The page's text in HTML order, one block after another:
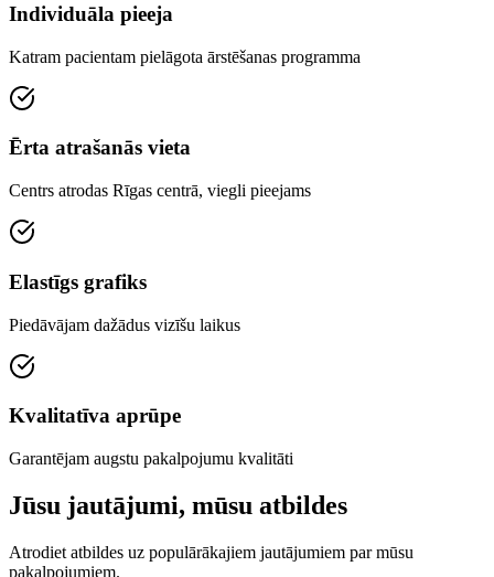
Individuāla pieeja
Katram pacientam pielāgota ārstēšanas programma
Ērta atrašanās vieta
Centrs atrodas Rīgas centrā, viegli pieejams
Elastīgs grafiks
Piedāvājam dažādus vizīšu laikus
Kvalitatīva aprūpe
Garantējam augstu pakalpojumu kvalitāti
Jūsu jautājumi, mūsu atbildes
Atrodiet atbildes uz populārākajiem jautājumiem par mūsu
pakalpojumiem.